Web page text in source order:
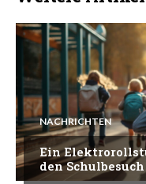
NACHRICHTEN
Ein
den Schulbesuch